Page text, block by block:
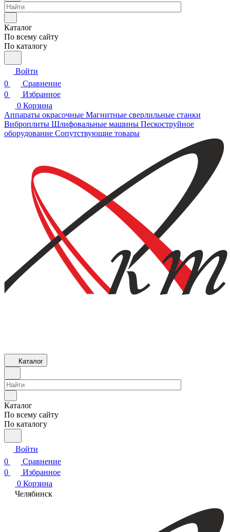
Каталог
По всему сайту
По каталогу
Войти
0
Сравнение
0
Избранное
0 Корзина
Аппараты окрасочные Магнитные сверлильные станки
Виброплиты Шлифовальные машины Пескоструйное
оборудование Сопутствующие товары
Каталог
Каталог
По всему сайту
По каталогу
Войти
0
Сравнение
0
Избранное
0 Корзина
Челябинск